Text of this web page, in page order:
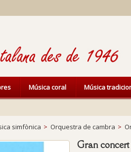
Música coral Música
simfònica > Orquestra de cambra >
Gran